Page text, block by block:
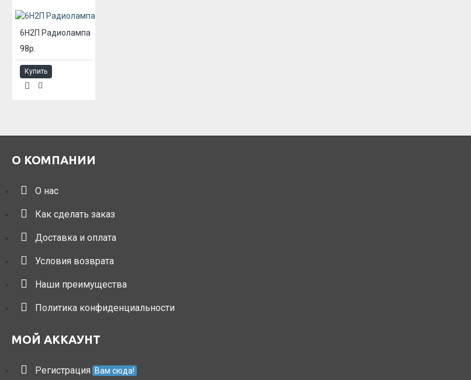
6Н2П Радиолампа
98р.
Купить
О КОМПАНИИ
О нас
Как сделать заказ
Доставка и оплата
Условия возврата
Наши преимущества
Политика конфиденциальности
МОЙ АККАУНТ
Регистрация Вам сюда!